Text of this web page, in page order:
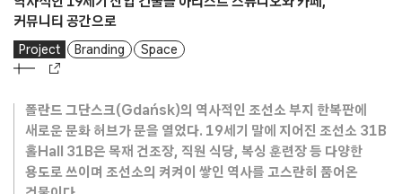
커뮤니티 공간으로
Project Branding Space
폴란드 그단스크(Gdańsk)의 역사적인 조선소 부지 한복판에
새로운 문화 허브가 문을 열었다. 19세기 말에 지어진 조선소 31B
홀Hall 31B은 목재 건조장, 직원 식당, 복싱 훈련장 등 다양한
용도로 쓰이며 조선소의 켜켜이 쌓인 역사를 고스란히 품어온